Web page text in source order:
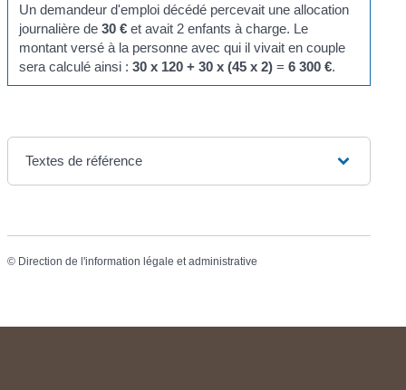
Un demandeur d'emploi décédé percevait une allocation
journalière de 30 €et avait 2 enfants à charge. Le
montant versé à la personne avec qui il vivait en couple
sera calculé ainsi : 30 x 120 + 30 x (45 x 2)= 6 300 €.
Textes de référence
© Direction de l'information légale et administrative